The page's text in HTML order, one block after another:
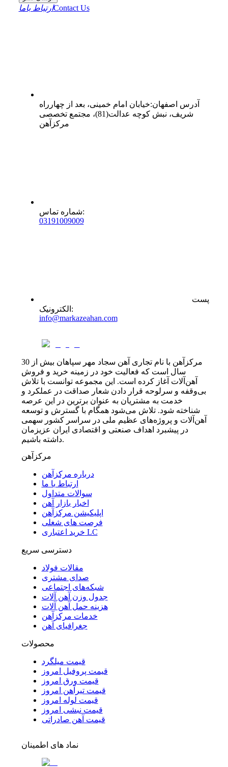
ارتباط باماContact Us
آدرس اصفهان:خیابان امام خمینی، بعد از چهارراه
شریف، نبش کوچه عدالت(81)، مجتمع تخصصی
مرکزآهن
شماره تماس:
03191009009
پست
الکترونیک :
info@markazeahan.com
مرکزآهن با نام تجاری آهن سجاد مهر سپاهان بیش از 30
سال است که فعالیت خود در زمینه خرید و فروش
آهن‌آلات آغاز کرده است. این مجموعه توانست با تلاش
بی‌وقفه و سرلوحه قرار دادن شعار صداقت در عملکرد و
خدمت به مشتریان به عنوان برترین در این عرصه
شناخته شود. تلاش می‌شود همگام با گسترش و توسعه
آهن‌آلات و پروژه‌های عظیم ملی در سراسر کشور سهمی
در پیشبرد اهداف صنعتی و اقتصادی ایران عزیزمان
داشته باشیم.
مرکزآهن
درباره مرکزآهن
ارتباط با ما
سوالات متداول
اخبار بازار آهن
اپلیکیشن مرکزآهن
فرصت های شغلی
خرید اعتباری LC
دسترسی سریع
مقالات فولاد
صدای مشتری
شبکه‌های اجتماعی
جدول وزن آهن آلات
هزینه حمل آهن آلات
خدمات مرکزآهن
جغرافیای آهن
محصولات
قیمت میلگرد
قیمت پروفیل امروز
قیمت ورق امروز
قیمت تیرآهن امروز
قیمت لوله امروز
قیمت نبشی امروز
قیمت آهن صادراتی
نماد های اطمینان